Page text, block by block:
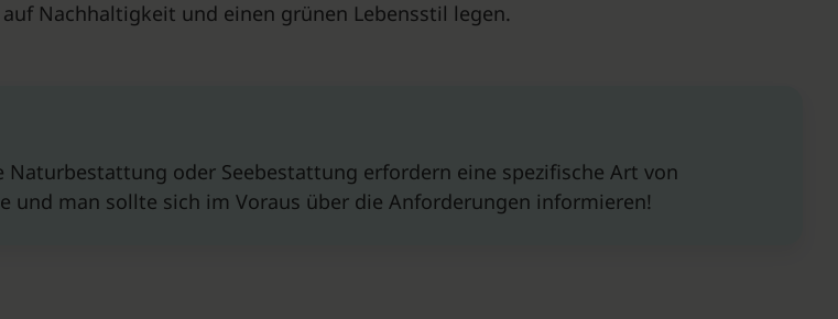
Nachhaltigkeit und einen grünen Lebensstil legen.
oder Seebestattung erfordern eine spezifische Art von
und man sollte sich im Voraus über die Anforderungen informieren!